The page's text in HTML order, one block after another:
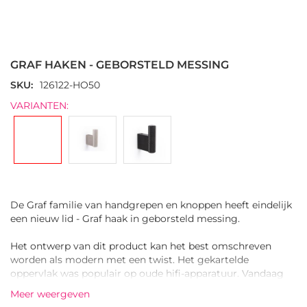
begin
van
afbeeldingen-
GRAF HAKEN - GEBORSTELD MESSING
SKU
126122-HO50
VARIANTEN:
De Graf familie van handgrepen en knoppen heeft eindelijk
een nieuw lid - Graf haak in geborsteld messing.
Het ontwerp van dit product kan het best omschreven
worden als modern met een twist. Het gekartelde
oppervlak was populair op oude hifi-apparatuur. Vandaag
Meer weergeven